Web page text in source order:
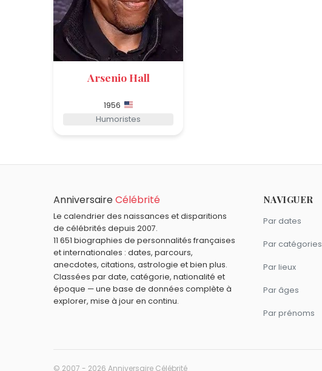
Arsenio Hall
1956
Humoristes
AnniversaireCélébrité
Le calendrier des naissances et disparitions
de célébrités depuis 2007.
11 651 biographies de personnalités françaises
et internationales : dates, parcours,
anecdotes, citations, astrologie et bien plus.
Classées par date, catégorie, nationalité et
époque — une base de données complète à
explorer, mise à jour en continu.
NAVIGUER
Par dates
Par catégories
Par lieux
Par âges
Par prénoms
© 2007 - 2026 Anniversaire Célébrité